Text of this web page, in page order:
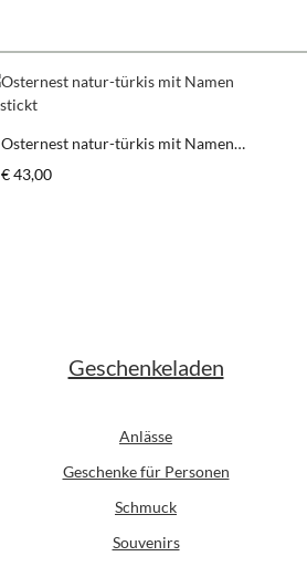
Osternest natur-türkis mit Namen
Regulärer Preis:
€ 43,00
Geschenkeladen
Anlässe
Geschenke für Personen
Schmuck
Souvenirs